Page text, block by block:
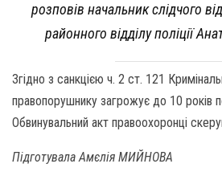
розповів начальник слідчого
районного відділу поліції
Згідно з санкцією ч. 2 ст. 121
правопорушнику загрожує до 10 років
Обвинувальний акт правоохоронці
Підготувала Амєлія МИЙНОВА